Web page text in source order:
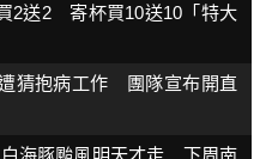
2送2 寄杯買10送10「特大
猜抱病工作 團隊宣布開直